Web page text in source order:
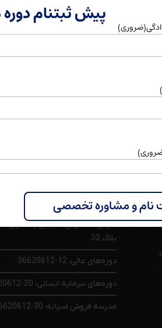
اطلاعات تماس
آدرس : اصفهان، خیابان پاسداران،
پلاک 32
دوره‌های عالی: 12-36620612
دوره‌های سرمایه انسانی: 20-36620612
مدرسه فروش اسپانه: 30-36620612
پیش ثبتنام
(ضروری)